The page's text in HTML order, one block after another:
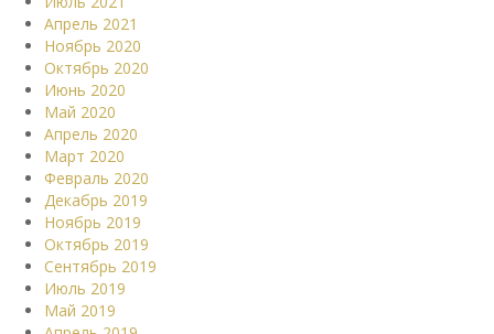
Апрель 2021
Ноябрь 2020
Октябрь 2020
Июнь 2020
Май 2020
Апрель 2020
Март 2020
Февраль 2020
Декабрь 2019
Ноябрь 2019
Октябрь 2019
Сентябрь 2019
Июль 2019
Май 2019